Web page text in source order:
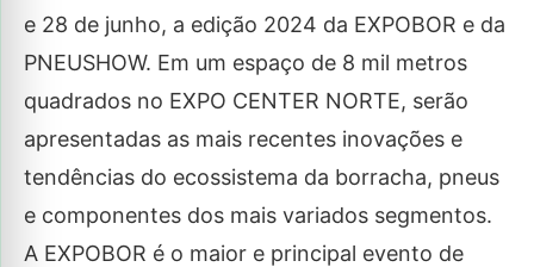
e 28 de junho, a edição 2024 da EXPOBOR e da
PNEUSHOW. Em um espaço de 8 mil metros
quadrados no EXPO CENTER NORTE, serão
apresentadas as mais recentes inovações e
tendências do ecossistema da borracha, pneus
e componentes dos mais variados segmentos.
A EXPOBOR é o maior e principal evento de